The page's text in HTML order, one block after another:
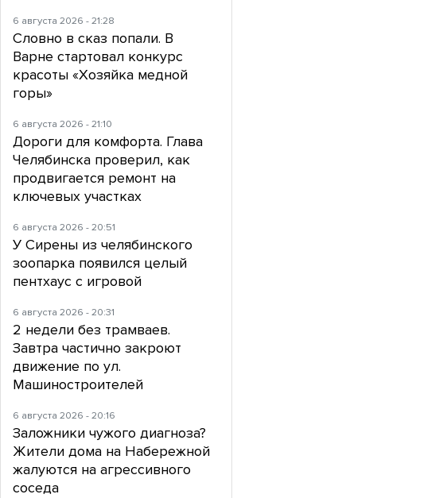
6 августа 2026 - 21:28
Словно в сказ попали. В
Варне стартовал конкурс
красоты «Хозяйка медной
горы»
6 августа 2026 - 21:10
Дороги для комфорта. Глава
Челябинска проверил, как
продвигается ремонт на
ключевых участках
6 августа 2026 - 20:51
У Сирены из челябинского
зоопарка появился целый
пентхаус с игровой
6 августа 2026 - 20:31
2 недели без трамваев.
Завтра частично закроют
движение по ул.
Машиностроителей
6 августа 2026 - 20:16
Заложники чужого диагноза?
Жители дома на Набережной
жалуются на агрессивного
соседа